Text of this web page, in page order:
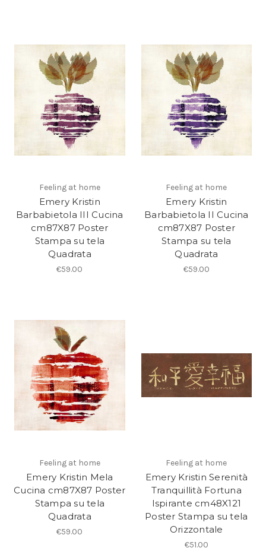
Feeling at home
Emery Kristin
Barbabietola III Cucina
cm87X87 Poster
Stampa su tela
Quadrata
€59.00
Feeling at home
Emery Kristin
Barbabietola II Cucina
cm87X87 Poster
Stampa su tela
Quadrata
€59.00
Feeling at home
Emery Kristin Mela
Cucina cm87X87 Poster
Stampa su tela
Quadrata
€59.00
Feeling at home
Emery Kristin Serenità
Tranquillità Fortuna
Ispirante cm48X121
Poster Stampa su tela
Orizzontale
€51.00